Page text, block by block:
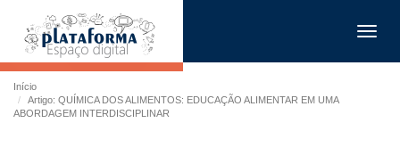
Início
Artigo: QUÍMICA DOS ALIMENTOS: EDUCAÇÃO ALIMENTAR EM UMA
ABORDAGEM INTERDISCIPLINAR